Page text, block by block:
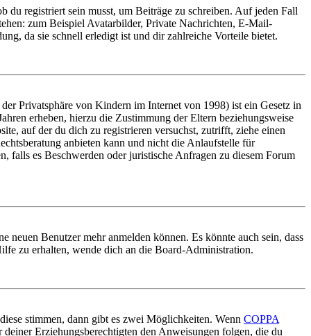
registriert sein musst, um Beiträge zu schreiben. Auf jeden Fall
zum Beispiel Avatarbilder, Private Nachrichten, E-Mail-
da sie schnell erledigt ist und dir zahlreiche Vorteile bietet.
Privatsphäre von Kindern im Internet von 1998) ist ein Gesetz in
erheben, hierzu die Zustimmung der Eltern beziehungsweise
auf der du dich zu registrieren versuchst, zutrifft, ziehe einen
anbieten kann und nicht die Anlaufstelle für
falls es Beschwerden oder juristische Anfragen zu diesem Forum
neuen Benutzer mehr anmelden können. Es könnte auch sein, dass
zu erhalten, wende dich an die Board-Administration.
stimmen, dann gibt es zwei Möglichkeiten. Wenn COPPA
Erziehungsberechtigten den Anweisungen folgen, die du